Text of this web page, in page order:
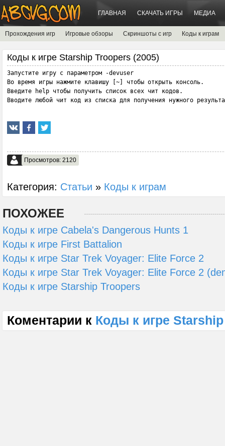
ГЛАВНАЯ СКАЧАТЬ ИГРЫ МЕДИА
Прохождения игр Игровые обзоры Скриншоты с игр Коды к играм
Коды к игре Starship Troopers (2005)
Запустите игру с параметром -devuser
Во время игры нажмите клавишу [~] чтобы открыть консоль.
Введите help чтобы получить список всех чит кодов.
Вводите любой чит код из списка для получения нужного
Просмотров: 2120
Категория: Статьи » Коды к играм
ПОХОЖЕЕ
Коды к игре Cabela's Dangerous Hunts 1
Коды к игре First Battalion
Коды к игре Star Trek Voyager: Elite Force 2
Коды к игре Star Trek Voyager: Elite Force 2
Коды к игре Starship Troopers
Коментарии к Коды к игре